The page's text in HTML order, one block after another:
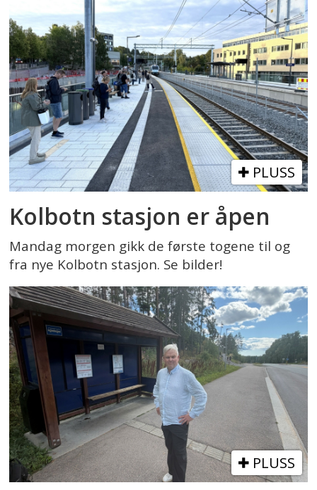
PLUSS
Kolbotn stasjon er åpen
Mandag morgen gikk de første togene til og
fra nye Kolbotn stasjon. Se bilder!
PLUSS